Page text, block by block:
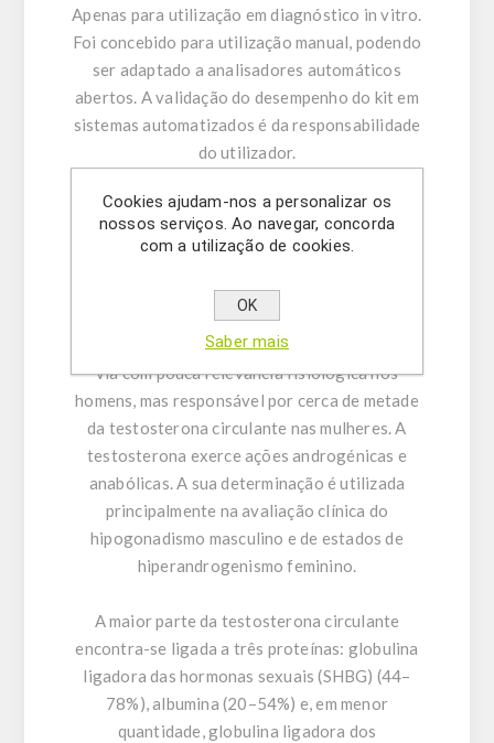
Apenas para utilização em diagnóstico in vitro.
Foi concebido para utilização manual, podendo
ser adaptado a analisadores automáticos
abertos. A validação do desempenho do kit em
sistemas automatizados é da responsabilidade
do utilizador.
INFORMAÇÃO GERAL: A testosterona é um
esteroide C19 secretado pelos testículos e
córtex suprarrenal e pelos ovários nas
mulheres. Também é produzida nos tecidos
periféricos a partir da androstenediona, uma
via com pouca relevância fisiológica nos
homens, mas responsável por cerca de metade
da testosterona circulante nas mulheres. A
testosterona exerce ações androgénicas e
anabólicas. A sua determinação é utilizada
principalmente na avaliação clínica do
hipogonadismo masculino e de estados de
hiperandrogenismo feminino.
A maior parte da testosterona circulante
encontra-se ligada a três proteínas: globulina
ligadora das hormonas sexuais (SHBG) (44–
78%), albumina (20–54%) e, em menor
quantidade, globulina ligadora dos
Cookies ajudam-nos a personalizar os
nossos serviços. Ao navegar, concorda
com a utilização de cookies.
OK
Saber mais